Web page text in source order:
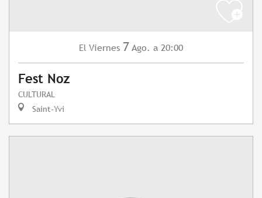
El Viernes 7 Ago. a 20:00
Fest Noz
CULTURAL
Saint-Yvi